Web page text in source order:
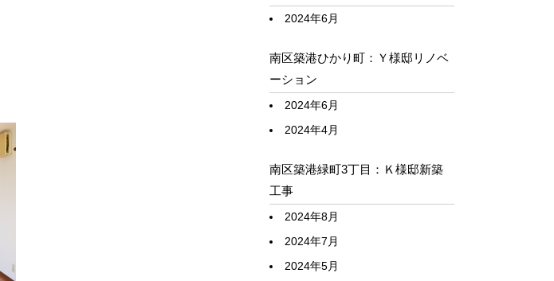
2024年6月
南区築港ひかり町：Ｙ様邸リノベ
ーション
2024年6月
2024年4月
南区築港緑町3丁目：Ｋ様邸新築
工事
2024年8月
2024年7月
2024年5月